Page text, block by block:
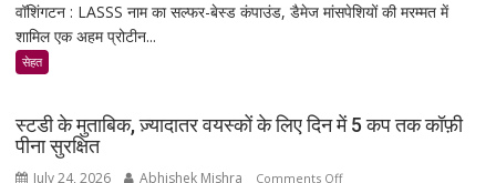
रिसर्चर्स
खोजा
वॉशिंगटन : LASSS नाम का सल्फर-बेस्ड कंपाउंड, डैमेज मांसपेशियों की मरम्मत में
शामिल एक अहम प्रोटीन...
सेहत
स्टडी के मुताबिक, ज़्यादातर वयस्कों के लिए दिन में 5 कप तक कॉफ़ी
पीना सुरक्षित
July 24, 2026 Abhishek Mishra Comments Offon